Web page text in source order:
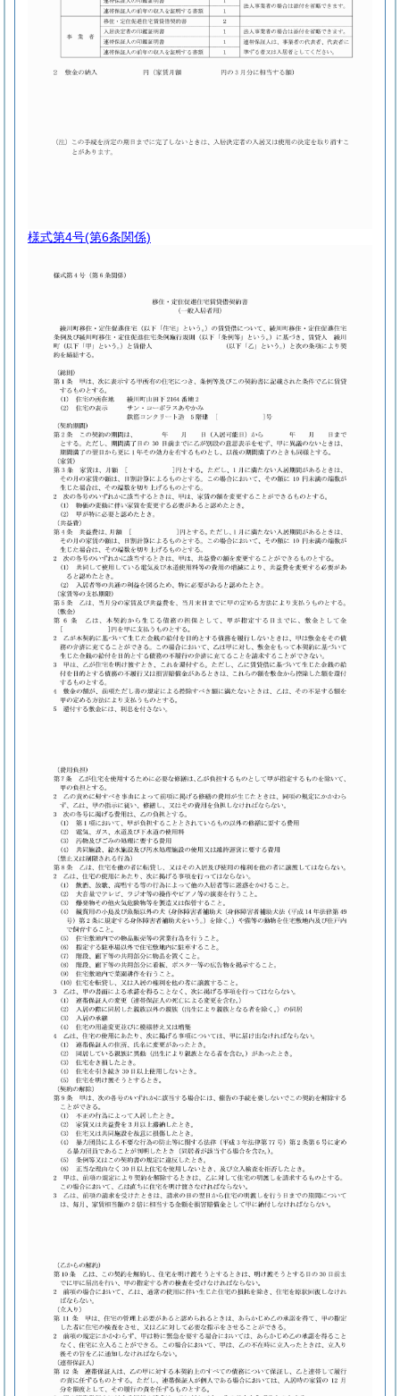
様式第4号(第6条関係)